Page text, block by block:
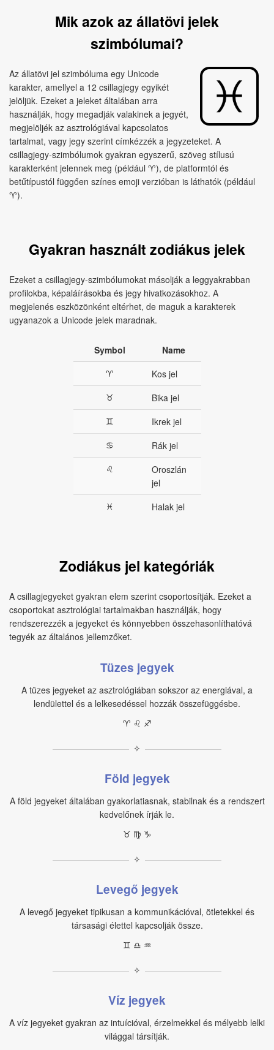
Mik azok az állatövi jelek
szimbólumai?
Az állatövi jel szimbóluma egy Unicode
karakter, amellyel a 12 csillagjegy egyikét
jelöljük. Ezeket a jeleket általában arra
használják, hogy megadják valakinek a jegyét,
megjelöljék az asztrológiával kapcsolatos
tartalmat, vagy jegy szerint címkézzék a jegyzeteket. A
csillagjegy‑szimbólumok gyakran egyszerű, szöveg stílusú
karakterként jelennek meg (például ♈︎), de platformtól és
betűtípustól függően színes emoji verzióban is láthatók (például
♈).
Gyakran használt zodiákus jelek
Ezeket a csillagjegy‑szimbólumokat másolják a leggyakrabban
profilokba, képaláírásokba és jegy hivatkozásokhoz. A
megjelenés eszközönként eltérhet, de maguk a karakterek
ugyanazok a Unicode jelek maradnak.
Symbol
Name
♈︎
Kos jel
♉︎
Bika jel
♊︎
Ikrek jel
♋︎
Rák jel
♌︎
Oroszlán
jel
♓︎
Halak jel
Zodiákus jel kategóriák
A csillagjegyeket gyakran elem szerint csoportosítják. Ezeket a
csoportokat asztrológiai tartalmakban használják, hogy
rendszerezzék a jegyeket és könnyebben összehasonlíthatóvá
tegyék az általános jellemzőket.
Tüzes jegyek
A tüzes jegyeket az asztrológiában sokszor az energiával, a
lendülettel és a lelkesedéssel hozzák összefüggésbe.
♈︎ ♌︎ ♐︎
✧
Föld jegyek
A föld jegyeket általában gyakorlatiasnak, stabilnak és a rendszert
kedvelőnek írják le.
♉︎ ♍︎ ♑︎
✧
Levegő jegyek
A levegő jegyeket tipikusan a kommunikációval, ötletekkel és
társasági élettel kapcsolják össze.
♊︎ ♎︎ ♒︎
✧
Víz jegyek
A víz jegyeket gyakran az intuícióval, érzelmekkel és mélyebb lelki
világgal társítják.